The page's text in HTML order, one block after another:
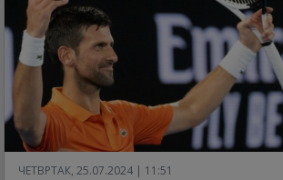
ЧЕТВРТАК, 25.07.2024 | 11:51